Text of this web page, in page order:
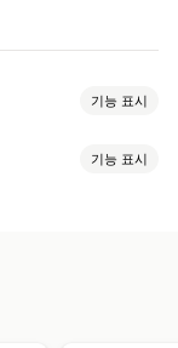
기능 표시
기능 표시